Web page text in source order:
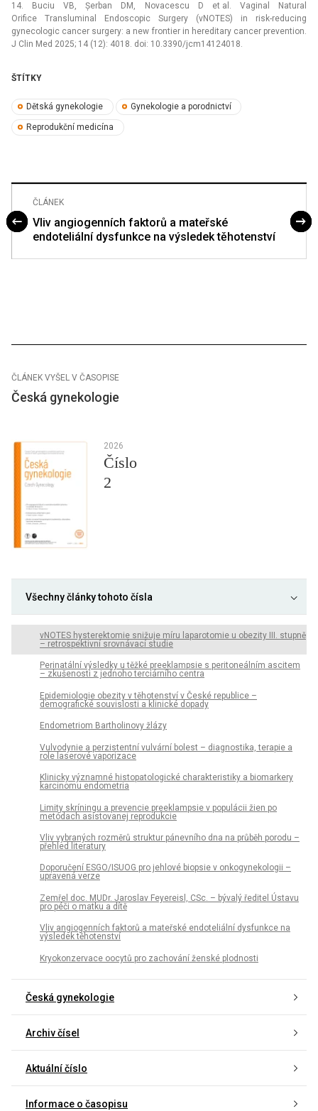
14. Buciu VB, Șerban DM, Novacescu D et al. Vaginal Natural
Orifice Transluminal Endoscopic Surgery (vNOTES) in risk-reducing
gynecologic cancer surgery: a new frontier in hereditary cancer prevention.
J Clin Med 2025; 14 (12): 4018. doi: 10.3390/jcm14124018.
ŠTÍTKY
Dětská gynekologie Gynekologie a porodnictví
Reprodukční medicína
ČLÁNEK
Vliv angiogenních faktorů a mateřské
endoteliální dysfunkce na výsledek těhotenství
ČLÁNEK VYŠEL V ČASOPISE
Česká gynekologie
2026
Číslo
2
Všechny články tohoto čísla
vNOTES hysterektomie snižuje míru laparotomie u obezity III. stupně
– retrospektivní srovnávací studie
Perinatální výsledky u těžké preeklampsie s peritoneálním ascitem
– zkušenosti z jednoho terciárního centra
Epidemiologie obezity v těhotenství v České republice –
demografické souvislosti a klinické dopady
Endometriom Bartholinovy žlázy
Vulvodynie a perzistentní vulvární bolest – diagnostika, terapie a
role laserové vaporizace
Klinicky významné histopatologické charakteristiky a biomarkery
karcinomu endometria
Limity skríningu a prevencie preeklampsie v populácii žien po
metódach asistovanej reprodukcie
Vliv vybraných rozměrů struktur pánevního dna na průběh porodu –
přehled literatury
Doporučení ESGO/ISUOG pro jehlové biopsie v onkogynekologii –
upravená verze
Zemřel doc. MUDr. Jaroslav Feyereisl, CSc. – bývalý ředitel Ústavu
pro péči o matku a dítě
Vliv angiogenních faktorů a mateřské endoteliální dysfunkce na
výsledek těhotenství
Kryokonzervace oocytů pro zachování ženské plodnosti
Česká gynekologie
Archiv čísel
Aktuální číslo
Informace o časopisu